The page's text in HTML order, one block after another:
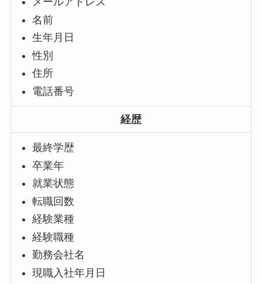
名前
生年月日
性別
住所
電話番号
経歴
最終学歴
卒業年
就業状態
転職回数
経験業種
経験職種
勤務会社名
現職入社年月日